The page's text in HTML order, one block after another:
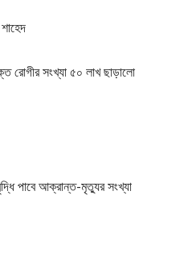
রোগীর সংখ্যা ৫০ লাখ ছাড়ালো
পাবে আক্রান্ত-মৃত্যুর সংখ্যা